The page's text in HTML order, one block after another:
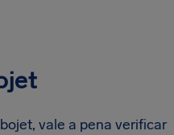
vale a pena verificar